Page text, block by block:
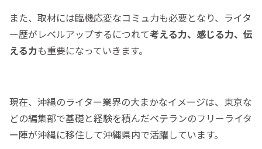
また、取材には臨機応変なコミュ力も必要となり、ライタ
ー歴がレベルアップするにつれて考える力、感じる力、伝
える力も重要になっていきます。
現在、沖縄のライター業界の大まかなイメージは、東京な
どの編集部で基礎と経験を積んだベテランのフリーライタ
ー陣が沖縄に移住して沖縄県内で活躍しています。